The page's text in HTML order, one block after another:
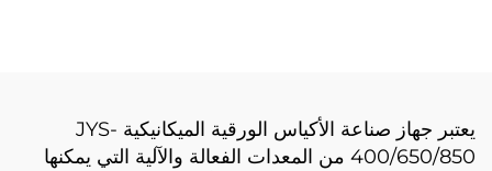
يعتبر جهاز صناعة الأكياس الورقية الميكانيكية JYS-
400/650/850 من المعدات الفعالة والآلية التي يمكنها